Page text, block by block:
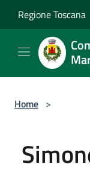
Regione Toscana
Home >